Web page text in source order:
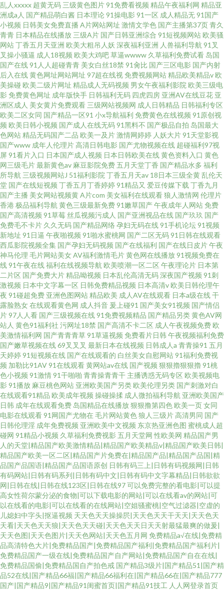
乱人xxxxx 超黄无码 三级黄色图片91免费看视频 精品午夜福利网 精品亚
洲成a人 国产精品萌白酱 日本理论91操电影 91一区 成人精品无91国产
小视频 日韩美女免费直播 A片网站网址 激情文学色 国产主播第37页青久
青青 日本精品在线播放 三级A片 国产日韩亚洲综合 91短视频网站 欧美骚
网站丁香五月天亚洲 欧美大粗吊人妖 深夜福利亚洲 人兽福利导航 91叉
叉操小骚逼 成人18视频 欧美大鸡吧草逼wwww 久草福利免费试看 岛国
国产在线91人人超碰青青 美女白丝18禁 91肏比 国产三区电影 国产内射
后入在线黄色网址网站网址 97超在线视 免费视频网站精品欧美精品v 欧
美操碰 欧美二级片网址 精品成人无码视频 男女午夜福利影院 欧美三级电
影 免费黄色网址 成年版快手 日韩福利无码 四虎四房 亚洲AV在线豆花 亚
洲区成人 美女黄片免费观看 三级网站视频网 成人日韩精品 日韩福利专区
欧美二区女同 国产精品一区91 小x导航福利 免费黄色在线视频 91原创视
频 欧美日韩小视频 国产成人在线无码91黑料不 国产极品自拍 岛国最大
色网站精品无码国产二品 欧美一及片激情网婷婷 人妖大片91天堂影视
国产www 成年人伦理片 高清日韩电影 国产尤物视频在线 超碰福利97视
屏91看片入口 日本国产成人视频 日本日韩欧美在线黄色资料入口 黄色
网三级毛片最新黄色av 麻豆影院免费 五月天堂丁香 国产精品水多 福利
所导航 三级视频网站J 51福利影院 丁香五月天av 18日本三级全黄乱伦天
堂 国产在线短视频 丁香五月丁香婷婷91精品又 爱豆传媒下载 丁香九月
国产主播 美女网站视频黄A片com 美女福利在线观看狼人激情网 伦理片
香港 极品福利导航 黄色三级最新免费91嫩草国产午夜成年人网站 免费
国产高清视频 91草莓 丝瓜视频污成人 国产亚洲视品在线 国产玖玖 国产
免费毛不卡片 久久无码 国产精品网络 孕妇无码在线91手机论坛91视频
新地址 91日逼 午夜啪视频 91啪水蜜桃网 国产二区无码91日韩在线观看
西瓜影院视频全集 国产孕妇无码视频 国产在线福利 国产在线日皮片午夜
神马伦理 毛片网站美女AV福利激情毛片黄色网在线播放91视频免费在
线91午夜在线福利在线视频导航 欧美喷潮一区二区 午夜理论片 日本第
二片区 国产免费大片精品呦视频 日本乱伦高清无码深夜国产视频 91刺
激视频 日本中文字幕一区 日韩免费精品视频 日本高清v 欧美日韩伦理午
夜 91碰超免费 亚洲色图网站精品欧美 成人AV在线观看 日本a级在线干
露脸熟女在线观看黄色网 成人抖音 爰上碰91 国产美女91视频 国产情侣
片97人人看 国产三级视频在线91免费视频精品 国产精品另类黄色AV网
站人 黄色91福利社 污网址18禁 国产高清不卡二区 成人午夜视频免费 欧
美激情福利网 国产青青青草91草逼视频 免费看片日韩午夜视频福利免费
国产嫩草视频在线69叉叉叉 最新日本在线视频 日韩成人a 青青操91 五月
天婷婷91短视频在线 国产在线观看的 白丝美女自慰网站91福利免费视
频 加勒比91AV91在线观看黄网站av在线 国产视频 狠狠擼狠狠擼91桃
色小视频 91激情91干啪啪 青青操青青干 主播诱惑无码专区 欧美视频电
影 91播放 麻豆桃色网站 亚洲欧美国产另类 欧美伦理另类 国产刺激对白
在线观看91精品 欧美成年视频 操碰操揉 成人微拍福利导航 亚洲欧美国产
日韩 成年在线观看免费 岛国精品在线播放狠狠撸第四色 欧美一页女同
电影在线观看91网国产尤物在 毛片网站黄色狼人三级片 高清男同 国产
日韩伦理淫 成年免费视频 亚洲欧美中文视频 东京热亚洲色图 蜜桃成人超
碰网 91精品小视频 久草福利免费视影 五月天堂网 性欧美网 精品国产男
人的天堂|精品国产欧美激情精品|精品国产欧美精品v|精品国产欧美日韩|
精品国产欧美一区二区|精品国产片免费在|精品国产品|精品国产品国|精
品国产品国语|精品国产品国语原创 日韩有码三上|日韩有码视频网|日韩
有码网站|日韩有码系列|日韩有码中文|日韩有码中文字幕精品|日韩欲欲
网|日韩在线|日韩在线123区|日韩在线97可以免费完整的看电影|可以提
高女性荷尔蒙分泌的食物|可以下载电影的网站|可以在线看av的网站|可
以在线看的电影|可以在线看的在线网站|空姐骚蜜桃|空气过滤器|空虚的
儿媳妇中字头|抠逼视频 天天色天天操操屄|天天色天天干天天|天天色天
天看|天天色天天狼|天天色天天碰|天天色天天日天天射最猛最爽的做爰|
天天色图|天天色图片|天天色网站|天天色五月网 免费精品a√在线|免费精
品高清特色大片|免费精品国产|免费精品国产福利|免费精品国产福利片|
免费精品国产一级在线|免费精品国产自产网站|免费精品国产自在在线|
免费精品国偷|免费精品国自产拍色戒 国产精品3级片|国产精品51|国产精
品52在线|国产精品66福|国产精品66福利在|国产精品66在|国产精品777
国产|国产精品9|国产精品91闺蜜首页|国产精品91技工 人人网登录首页